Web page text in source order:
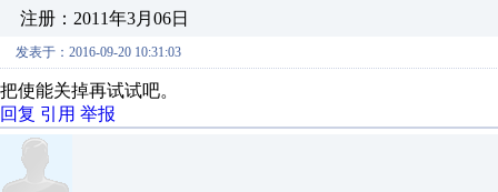
注册：2011年3月06日
发表于：2016-09-20 10:31:03
把使能关掉再试试吧。
回复 引用 举报